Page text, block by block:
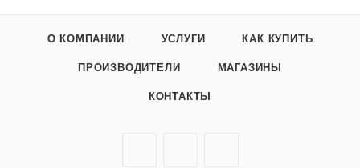
О КОМПАНИИ УСЛУГИ КАК КУПИТЬ
ПРОИЗВОДИТЕЛИ МАГАЗИНЫ
КОНТАКТЫ